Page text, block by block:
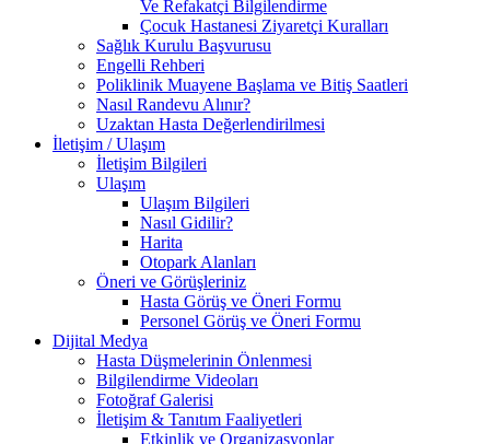
Ve Refakatçi Bilgilendirme
Çocuk Hastanesi Ziyaretçi Kuralları
Sağlık Kurulu Başvurusu
Engelli Rehberi
Poliklinik Muayene Başlama ve Bitiş Saatleri
Nasıl Randevu Alınır?
Uzaktan Hasta Değerlendirilmesi
İletişim / Ulaşım
İletişim Bilgileri
Ulaşım
Ulaşım Bilgileri
Nasıl Gidilir?
Harita
Otopark Alanları
Öneri ve Görüşleriniz
Hasta Görüş ve Öneri Formu
Personel Görüş ve Öneri Formu
Dijital Medya
Hasta Düşmelerinin Önlenmesi
Bilgilendirme Videoları
Fotoğraf Galerisi
İletişim & Tanıtım Faaliyetleri
Etkinlik ve Organizasyonlar